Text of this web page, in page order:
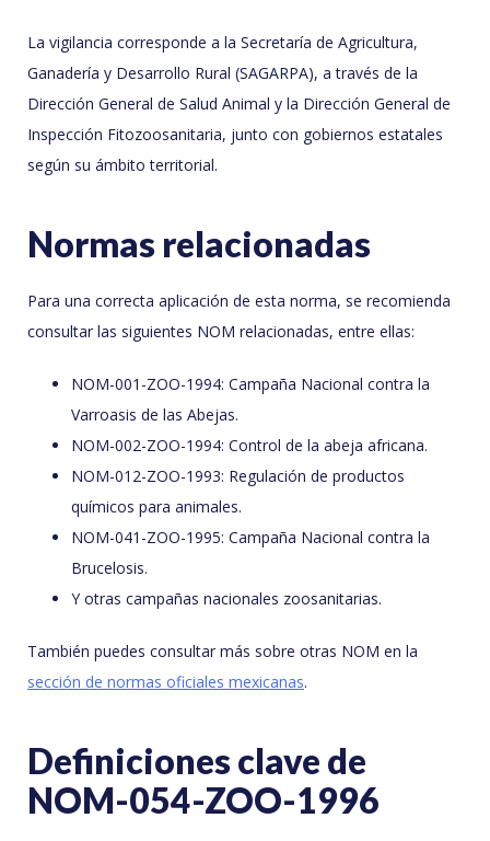
La vigilancia corresponde a la Secretaría de Agricultura,
Ganadería y Desarrollo Rural (SAGARPA), a través de la
Dirección General de Salud Animal y la Dirección General de
Inspección Fitozoosanitaria, junto con gobiernos estatales
según su ámbito territorial.
Normas relacionadas
Para una correcta aplicación de esta norma, se recomienda
consultar las siguientes NOM relacionadas, entre ellas:
NOM-001-ZOO-1994: Campaña Nacional contra la
Varroasis de las Abejas.
NOM-002-ZOO-1994: Control de la abeja africana.
NOM-012-ZOO-1993: Regulación de productos
químicos para animales.
NOM-041-ZOO-1995: Campaña Nacional contra la
Brucelosis.
Y otras campañas nacionales zoosanitarias.
También puedes consultar más sobre otras NOM en la
sección de normas oficiales mexicanas.
Definiciones clave de
NOM-054-ZOO-1996